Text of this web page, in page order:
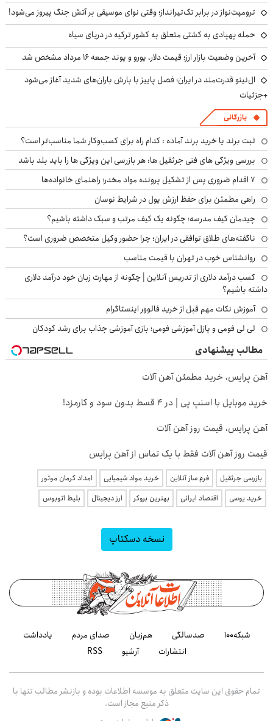
ترومپت‌نواز در برابر تک‌تیرانداز؛ وقتی نوای موسیقی بر آتش جنگ پیروز می‌شود!
حمله پهپادی به کشتی متعلق به کشور ترکیه در دریای سیاه
آخرین وضعیت بازار ارز؛ قیمت دلار، یورو و پوند جمعه ۱۶ مرداد مشخص شد
ال‌نینو قدرت‌مند در ایران؛ فصل پاییز با بارش باران‌های شدید آغاز می‌شود
+جزئیات
بازرگانی
ثبت برند یا خرید برند آماده : کدام راه برای کسب‌وکار شما مناسب‌تر است؟
بررسی ویژگی های فنی جرثقیل ها: هر بازرسی این ویژگی ها را باید بلد باشد
۷ اقدام ضروری پس از تشکیل پرونده مواد مخدر؛ راهنمای خانواده‌ها
راهی مطمئن برای حفظ ارزش پول در شرایط نوسان
چیدمان کیف مدرسه؛ چگونه یک کیف مرتب و سبک داشته باشیم؟
ناگفته‌های طلاق توافقی در ایران؛ چرا حضور وکیل متخصص ضروری است؟
روانشناس خوب در تهران با قیمت مناسب
کسب درآمد دلاری از تدریس آنلاین | چگونه از مهارت زبان خود درآمد دلاری
داشته باشیم؟
آموزش نکات مهم قبل از خرید فالوور اینستاگرام
لی لی فومی و پازل آموزشی فومی؛ بازی آموزشی جذاب برای رشد کودکان
مطالب پیشنهادی
آهن پرایس، خرید مطمئن آهن آلات
خرید موبایل با اسنپ پی | در ۴ قسط بدون سود و کارمزد!
آهن پرایس، قیمت روز آهن آلات
قیمت روز آهن آلات فقط با یک تماس از آهن پرایس
بازرسی جرثقیل فرم ساز آنلاین خرید مواد شیمیایی
امداد کرمان موتور
خرید یوسی
اقتصاد ایرانی بهترین بروکر ارز دیجیتال بلیط اتوبوس
نسخه دسکتاپ
شبکه۱۰۰ صدسالگی هم‌زبان صدای مردم
یادداشت
انتشارات
آرشیو RSS
تمام حقوق این سایت متعلق به موسسه اطلاعات بوده و بازنشر مطالب تنها با
ذکر منبع مجاز است.